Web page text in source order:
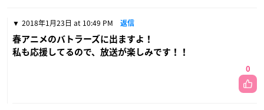
2018年1月23日 at 10:49 PM 返信
春アニメのバトラーズに出ますよ！
私も応援してるので、放送が楽しみです！！
0